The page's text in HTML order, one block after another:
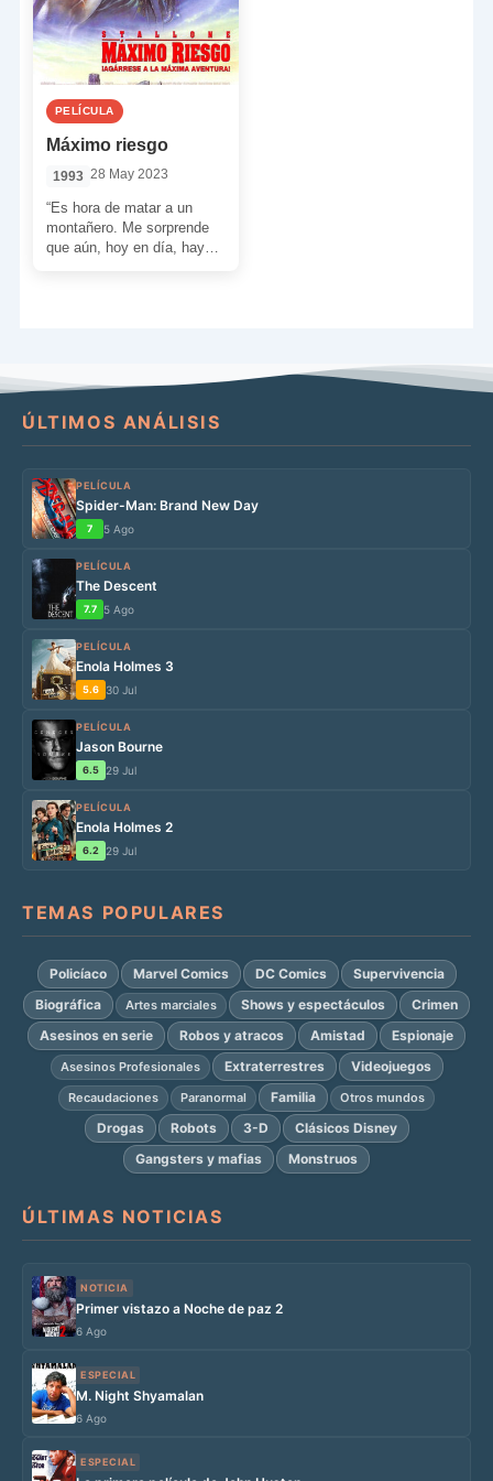
PELÍCULA
Máximo riesgo
1993 28 May 2023
“Es hora de matar a un
montañero. Me sorprende
que aún, hoy en día, haya
ÚLTIMOS ANÁLISIS
PELÍCULA
Spider-Man: Brand New Day
7 5 Ago
PELÍCULA
The Descent
7.7 5 Ago
PELÍCULA
Enola Holmes 3
5.6 30 Jul
PELÍCULA
Jason Bourne
6.5 29 Jul
PELÍCULA
Enola Holmes 2
6.2 29 Jul
TEMAS POPULARES
Policíaco Marvel Comics DC Comics
Supervivencia
Biográfica
Artes marciales Shows y espectáculos
Crimen
Asesinos en serie
Robos y atracos Amistad Espionaje
Asesinos Profesionales Extraterrestres Videojuegos
Recaudaciones Paranormal Familia Otros mundos
Drogas Robots 3-D
Clásicos Disney
Gangsters y mafias
Monstruos
ÚLTIMAS NOTICIAS
NOTICIA
Primer vistazo a Noche de paz 2
6 Ago
ESPECIAL
M. Night Shyamalan
6 Ago
ESPECIAL